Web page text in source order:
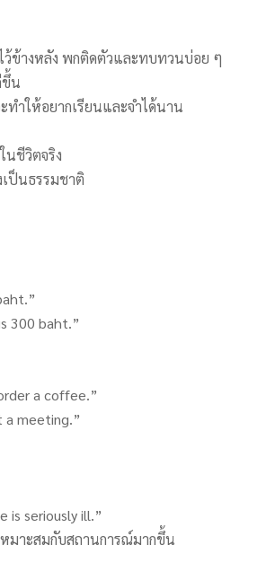
ว้ข้างหลัง พกติดตัวและทบทวนบ่อย ๆ
ขึ้น
ำให้อยากเรียนและจำได้นาน
ชีวิตจริง
ป็นธรรมชาติ
300 baht.”
a coffee.”
meeting.”
seriously ill.”
มาะสมกับสถานการณ์มากขึ้น